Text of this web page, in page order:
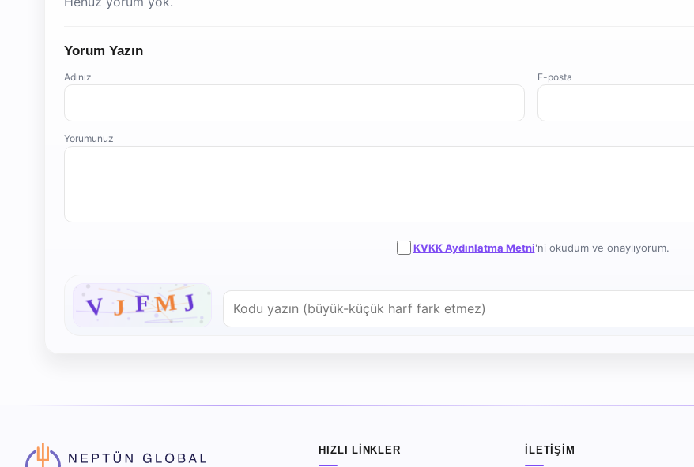
Yorum Yazın
Adınız E-posta
Yorumunuz
KVKK Aydınlatma Metni'ni okudum ve onaylıyorum.
HIZLI LINKLER İLETIŞIM